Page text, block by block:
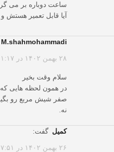
ساعت دوباره بر می‌
آیا قابل تعمیر هستش
m.shahmohammadi
۲۸ بهمن ۱۴۰۲ در ۱۱:۱۷ ب.ظ
سلام وقت بخیر
در همون لحظه هایی
صفر شیش مربع رو
نه.
کمیل گفت:
۲۶ بهمن ۱۴۰۲ در ۷:۵۱ ب.ظ